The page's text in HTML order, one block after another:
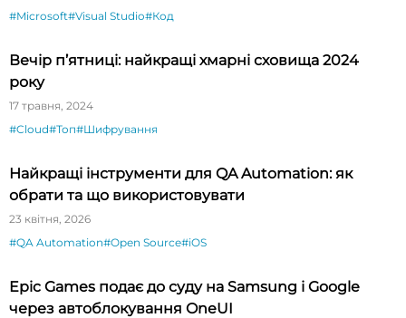
#Microsoft#Visual Studio#Код
Вечір п’ятниці: найкращі хмарні сховища 2024
року
17 травня, 2024
#Cloud#Топ#Шифрування
Найкращі інструменти для QA Automation: як
обрати та що використовувати
23 квітня, 2026
#QA Automation#Open Source#iOS
Epic Games подає до суду на Samsung і Google
через автоблокування OneUI